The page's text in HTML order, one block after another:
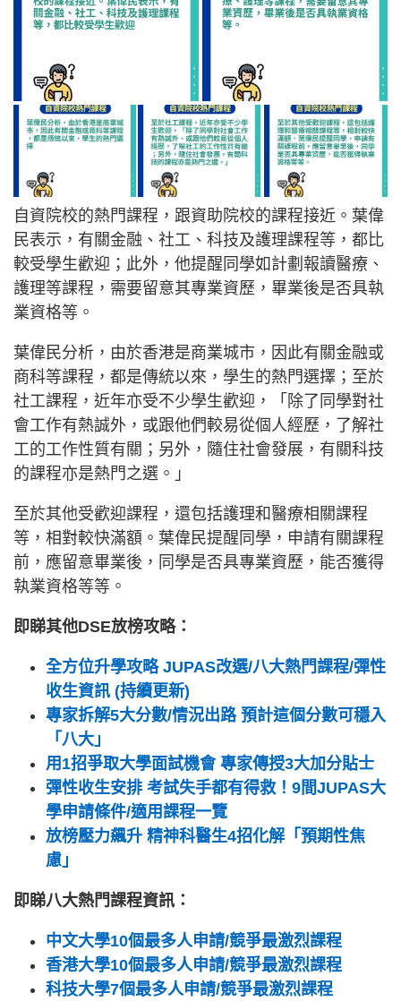
自資院校的熱門課程，跟資助院校的課程接近。葉偉
民表示，有關金融、社工、科技及護理課程等，都比
較受學生歡迎；此外，他提醒同學如計劃報讀醫療、
護理等課程，需要留意其專業資歷，畢業後是否具執
業資格等。
葉偉民分析，由於香港是商業城市，因此有關金融或
商科等課程，都是傳統以來，學生的熱門選擇；至於
社工課程，近年亦受不少學生歡迎，「除了同學對社
會工作有熱誠外，或跟他們較易從個人經歷，了解社
工的工作性質有關；另外，隨住社會發展，有關科技
的課程亦是熱門之選。」
至於其他受歡迎課程，還包括護理和醫療相關課程
等，相對較快滿額。葉偉民提醒同學，申請有關課程
前，應留意畢業後，同學是否具專業資歷，能否獲得
執業資格等等。
即睇其他DSE放榜攻略：
全方位升學攻略 JUPAS改選/八大熱門課程/彈性
收生資訊 (持續更新)
專家拆解5大分數/情況出路 預計這個分數可穩入
「八大」
用1招爭取大學面試機會 專家傳授3大加分貼士
彈性收生安排 考試失手都有得救！9間JUPAS大
學申請條件/適用課程一覽
放榜壓力飆升 精神科醫生4招化解「預期性焦
慮」
即睇八大熱門課程資訊：
中文大學10個最多人申請/競爭最激烈課程
香港大學10個最多人申請/競爭最激烈課程
科技大學7個最多人申請/競爭最激烈課程